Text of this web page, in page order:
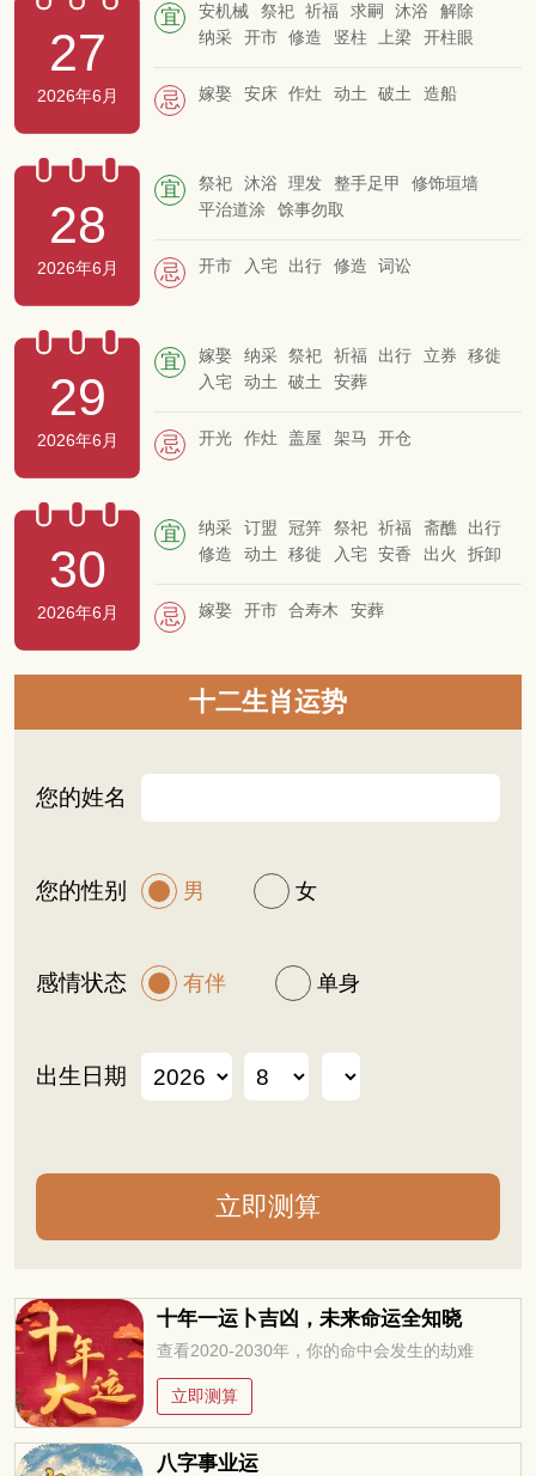
27
2026年6月
宜 安机械 祭祀 祈福 求嗣 沐浴
解除
纳采
开市 修造 竖柱 上梁
开柱眼
出火
扫舍 开生坟 合寿木 安葬 谢土
忌 嫁娶 安床 作灶 动土 破土 造船
28
2026年6月
宜 祭祀 沐浴 理发 整手足甲
修饰垣墙
平治道涂
馀事勿取
忌 开市 入宅 出行 修造 词讼
29
2026年6月
宜 嫁娶 纳采 祭祀 祈福 出行 立券
移徙
入宅
动土 破土 安葬
忌 开光 作灶 盖屋 架马 开仓
30
2026年6月
宜 纳采 订盟 冠笄 祭祀 祈福 斋醮
出行
修造
动土 移徙 入宅 安香 出火
拆卸
忌 嫁娶 开市 合寿木 安葬
十二生肖运势
您的姓名
您的性别 男 女
感情状态 有伴 单身
出生日期
十年一运卜吉凶，未来命运全知晓
查看2020-2030年，你的命中会发生的劫难
立即测算
八字事业运